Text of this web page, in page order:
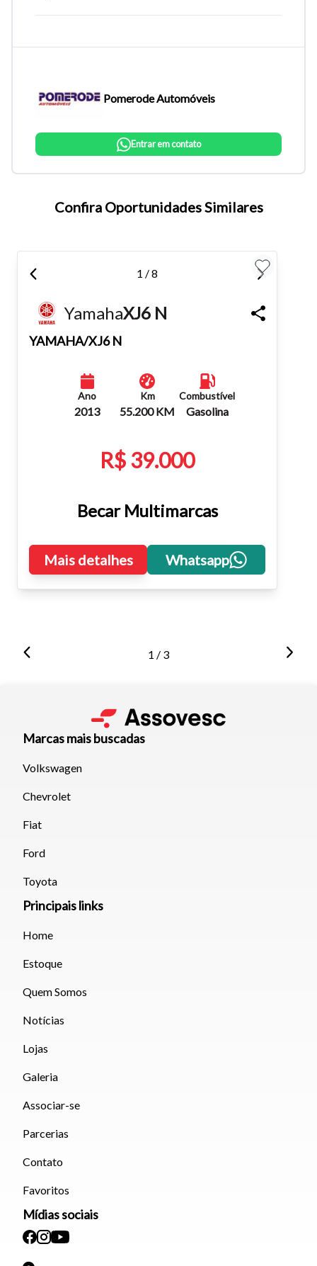
Tamanho do texto
atalhos Ctrl+ (para aumentar) e Ctrl- (para diminuir) no seu
teclado.
Fechar
Pomerode Automóveis
Entrar em contato
Confira Oportunidades Similares
1 / 8
YamahaXJ6 N
YAMAHA/XJ6 N
Ano
2013
Km
55.200 KM
Combustível
Gasolina
R$ 39.000
Becar Multimarcas
Mais detalhes Whatsapp
1 / 3
Marcas mais buscadas
Volkswagen
Chevrolet
Fiat
Ford
Toyota
Principais links
Home
Estoque
Quem Somos
Notícias
Lojas
Galeria
Associar-se
Parcerias
Contato
Favoritos
Mídias sociais